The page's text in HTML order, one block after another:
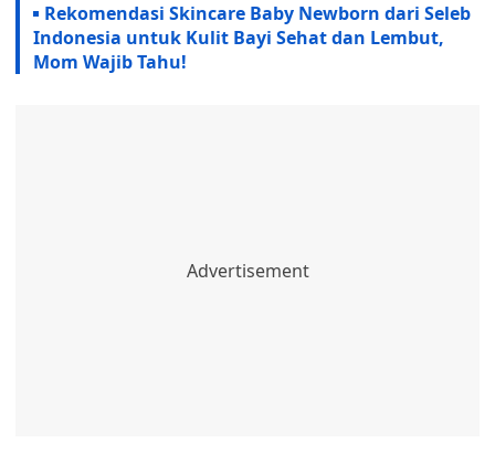
Rekomendasi Skincare Baby Newborn dari Seleb
Indonesia untuk Kulit Bayi Sehat dan Lembut,
Mom Wajib Tahu!